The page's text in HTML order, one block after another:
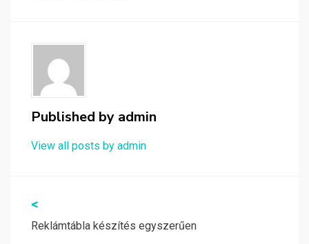
Published by admin
View all posts by admin
Bejegyzés
navigáció
<
Reklámtábla készítés egyszerűen